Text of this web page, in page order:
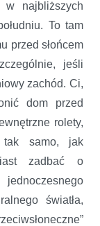
w najbliższych
To tam
przed słońcem
jeśli
zachód. Ci,
dom przed
rolety,
tak samo, jak
zadbać o
światła,